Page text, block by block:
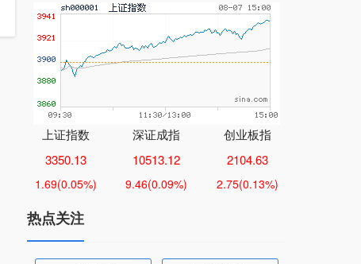
上证指数
3350.13
1.69(0.05%)
深证成指
10513.12
9.46(0.09%)
创业板指
2104.63
2.75(0.13%)
热点关注